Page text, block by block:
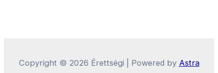
Copyright © 2026 Érettségi | Powered by Astra